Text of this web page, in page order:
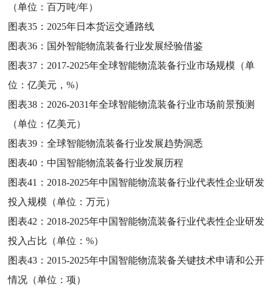
（单位：百万吨/年）
图表35： 2025年日本货运交通路线
图表36： 国外智能物流装备行业发展经验借鉴
图表37： 2017-2025年全球智能物流装备行业市场规模（单
位：亿美元，%）
图表38： 2026-2031年全球智能物流装备行业市场前景预测
（单位：亿美元）
图表39：全球智能物流装备行业发展趋势洞悉
图表40：中国智能物流装备行业发展历程
图表41： 2018-2025年中国智能物流装备行业代表性企业研发
投入规模（单位：万元）
图表42： 2018-2025年中国智能物流装备行业代表性企业研发
投入占比（单位：%）
图表43： 2015-2025年中国智能物流装备关键技术申请和公开
情况（单位：项）